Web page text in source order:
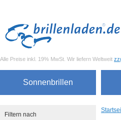
Alle Preise inkl. 19% MwSt. Wir liefern Weltweit
Sonnenbrillen
Filtern nach